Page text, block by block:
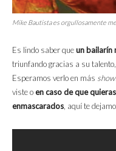
Mike Bautista es orgullosamente
Es lindo saber queun bailarín
triunfando gracias a su
Esperamos verlo en más
viste oen caso de que
enmascarados , aquí te